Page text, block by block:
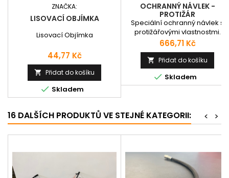
ZNAČKA:
LISOVACÍ OBJÍMKA
Lisovací Objímka
Cena
44,77 Kč
 Přidat do košíku
 Skladem
OCHRANNÝ NÁVLEK -
PROTIŽÁR
Speciální ochranný návlek s
protižářovými vlastnostmi.
Délka sekce 3m.
Cena
666,71 Kč
 Přidat do košíku
 Skladem
16 DALŠÍCH PRODUKTŮ VE STEJNÉ KATEGORII: >
<